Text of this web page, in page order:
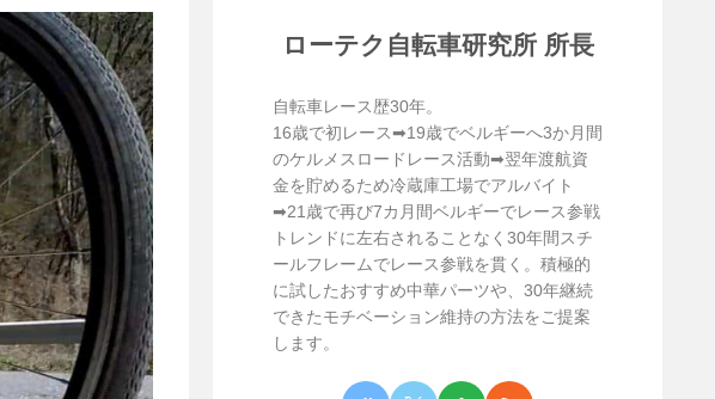
ローテク自転車研究所 所長
自転車レース歴30年。
16歳で初レース➡19歳でベルギーへ3か月間
のケルメスロードレース活動➡翌年渡航資
金を貯めるため冷蔵庫工場でアルバイト
➡21歳で再び7カ月間ベルギーでレース参戦
トレンドに左右されることなく30年間スチ
ールフレームでレース参戦を貫く。積極的
に試したおすすめ中華パーツや、30年継続
できたモチベーション維持の方法をご提案
します。